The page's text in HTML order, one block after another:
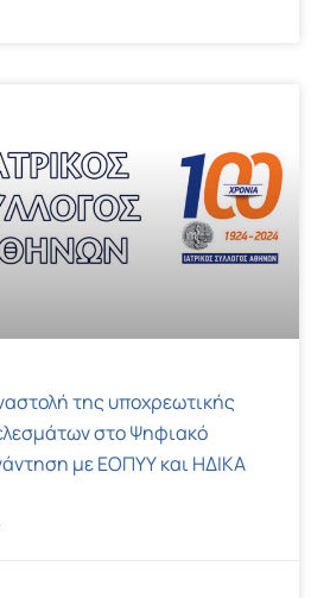
της υποχρεωτικής
στο Ψηφιακό
με ΕΟΠΥΥ και ΗΔΙΚΑ